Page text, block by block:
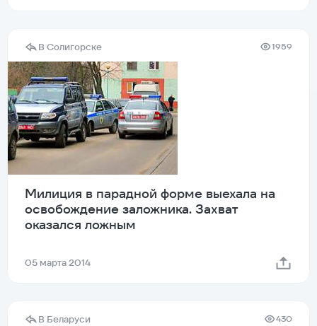
В Солигорске 1959
Милиция в парадной форме выехала на
освобождение заложника. Захват
оказался ложным
05 марта 2014
В Беларуси 430